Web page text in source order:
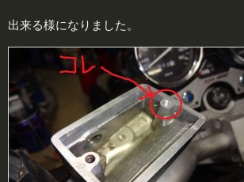
出来る様になりました。